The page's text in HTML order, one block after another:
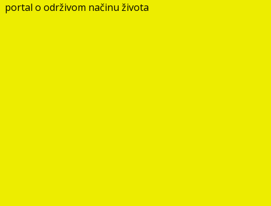
portal o održivom načinu života